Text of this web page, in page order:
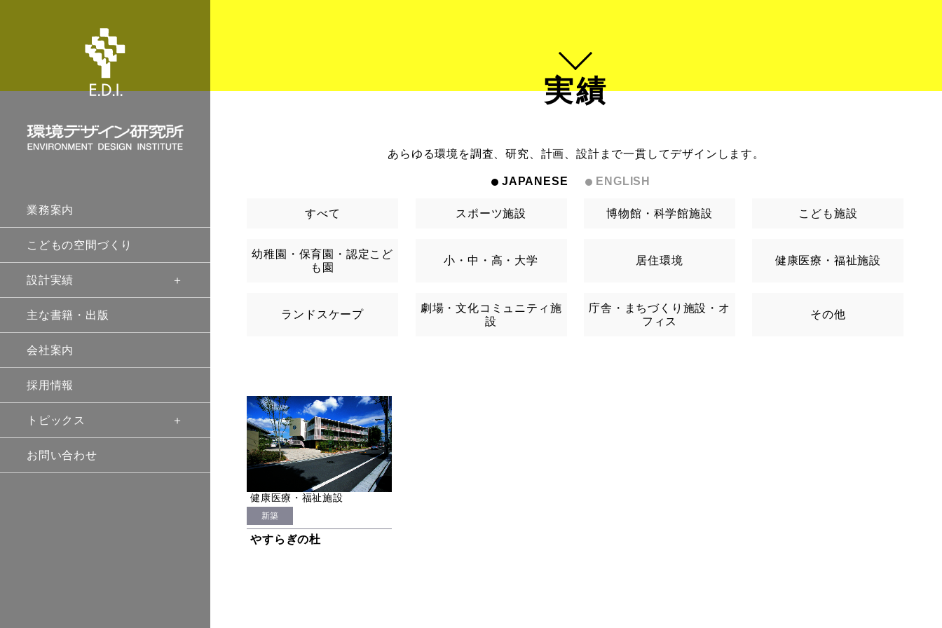
業務案内
こどもの空間づくり
設計実績
主な書籍・出版
会社案内
採用情報
トピックス
お問い合わせ
実績
あらゆる環境を調査、研究、計画、設計まで一貫してデザインします。
JAPANESE ENGLISH
すべて スポーツ施設 博物館・科学館施設 こども施設
幼稚園・保育園・認定こど
も園
小・中・高・大学 居住環境 健康医療・福祉施設
ランドスケープ
劇場・文化コミュニティ施
設
庁舎・まちづくり施設・オ
フィス
その他
健康医療・福祉施設
新築
やすらぎの杜